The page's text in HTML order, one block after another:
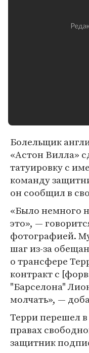
Болельщик
«Астон Вилла»
татуировку с
команду
он сообщил в
«Было немного
это», —
фотографией.
шаг из-за
о трансфере
контракт с
"Барселона"
молчать», —
Терри перешел
правах
защитник